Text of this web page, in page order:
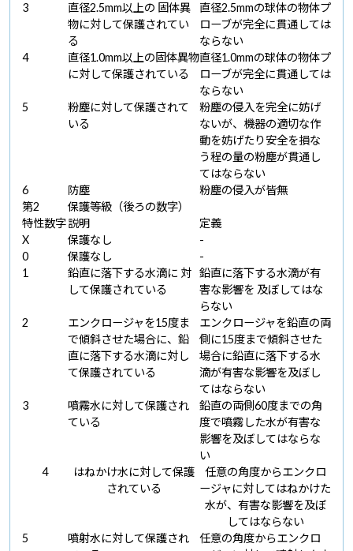
3
直径2.5mm以上の 固体異
物に対して保護されてい
る
直径2.5mmの球体の物体プ
ローブが完全に貫通しては
ならない
4
直径1.0mm以上の固体異物
に対して保護されている
直径1.0mmの球体の物体プ
ローブが完全に貫通しては
ならない
5
粉塵に対して保護されて
いる
粉塵の侵入を完全に妨げ
ないが、機器の適切な作
動を妨げたり安全を損な
う程の量の粉塵が貫通し
てはならない
6
防塵
粉塵の侵入が皆無
第2
特性数字
保護等級（後ろの数字）
説明
定義
X
保護なし
-
0
保護なし
-
1
鉛直に落下する水滴に 対
して保護されている
鉛直に落下する水滴が有
害な影響を 及ぼしてはな
らない
2
エンクロージャを15度ま
で傾斜させた場合に、鉛
直に落下する水滴に対し
て保護されている
エンクロージャを鉛直の両
側に15度まで傾斜させた
場合に鉛直に落下する水
滴が有害な影響を及ぼし
てはならない
3
噴霧水に対して保護され
ている
鉛直の両側60度までの角
度で噴霧した水が有害な
影響を及ぼしてはならな
い
4
はねかけ水に対して保護
されている
任意の角度からエンクロ
ージャに対してはねかけた
水が、有害な影響を及ぼ
してはならない
5
噴射水に対して保護され
任意の角度からエンクロ